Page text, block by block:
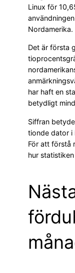
Linux för
Nordamerika.
Det är första
har haft en
betydligt
Siffran
tionde dator i
För att förstå
hur